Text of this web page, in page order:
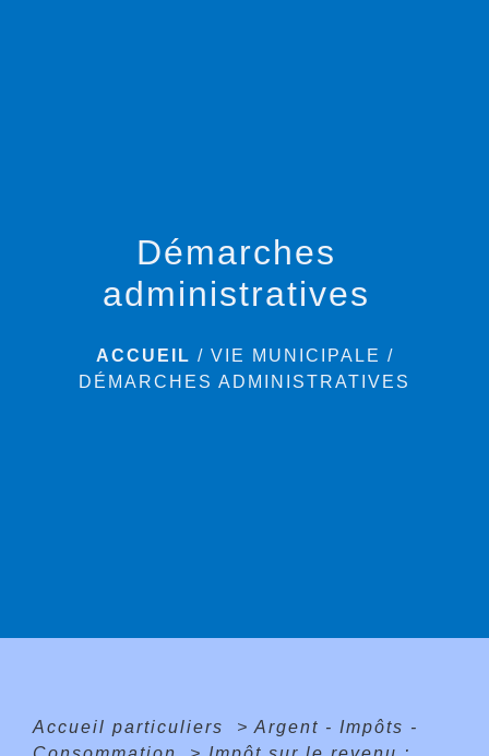
Démarches
administratives
ACCUEIL / VIE MUNICIPALE /
DÉMARCHES ADMINISTRATIVES
Accueil particuliers > Argent - Impôts -